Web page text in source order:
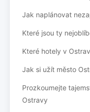
Jak naplánovat
Které jsou ty
Které hotely v
Jak si užít město
Prozkoumejte
Ostravy